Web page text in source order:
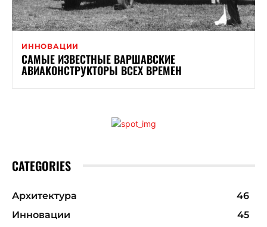
ИННОВАЦИИ
САМЫЕ ИЗВЕСТНЫЕ ВАРШАВСКИЕ
АВИАКОНСТРУКТОРЫ ВСЕХ ВРЕМЕН
CATEGORIES
Архитектура
46
Инновации
45